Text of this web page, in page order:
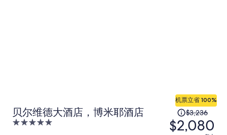
贝尔维德大酒店，博米耶酒店
5
机票立省 100%
价
$3,236
$2,080